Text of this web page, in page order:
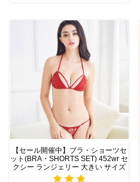
【セール開催中】ブラ・ショーツセ
ット(BRA・SHORTS SET) 452wr セ
クシー ランジェリー 大きい サイズ